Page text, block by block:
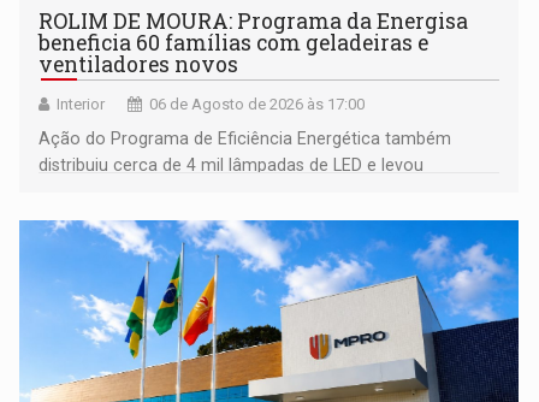
ROLIM DE MOURA: Programa da Energisa
beneficia 60 famílias com geladeiras e
ventiladores novos
Interior 06 de Agosto de 2026 às 17:00
Ação do Programa de Eficiência Energética também
distribuiu cerca de 4 mil lâmpadas de LED e levou
comunidade